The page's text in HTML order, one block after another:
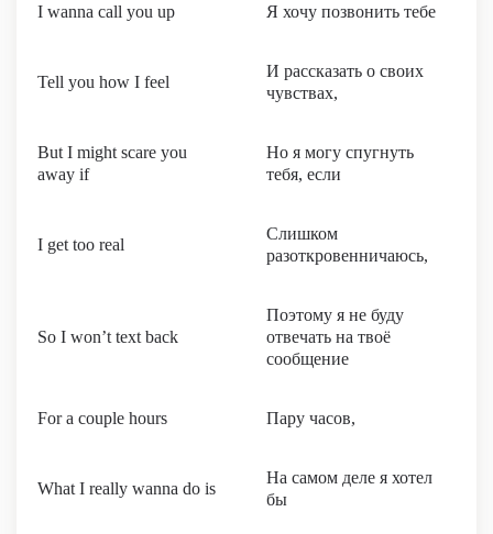
I wanna call you up Я хочу позвонить тебе
Tell you how I feel
И рассказать о своих
чувствах,
But I might scare you
away if
Но я могу спугнуть
тебя, если
I get too real
Слишком
разоткровенничаюсь,
So I won’t text back
Поэтому я не буду
отвечать на твоё
сообщение
For a couple hours Пару часов,
What I really wanna do is
На самом деле я хотел
бы